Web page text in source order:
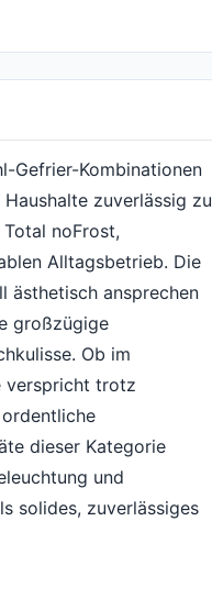
Gefrier-Kombinationen
zuverlässig zu
noFrost,
Alltagsbetrieb. Die
ästhetisch ansprechen
großzügige
Ob im
verspricht trotz
dieser Kategorie
und
solides, zuverlässiges